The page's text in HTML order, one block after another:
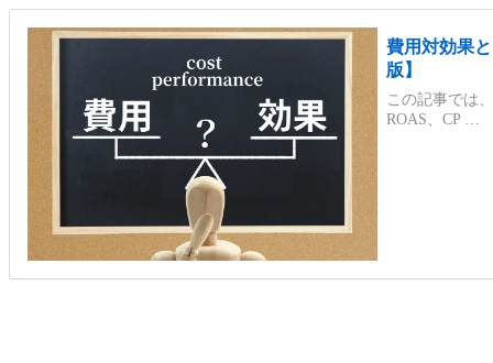
費用対効果
版】
この記事では
ROAS、CP …